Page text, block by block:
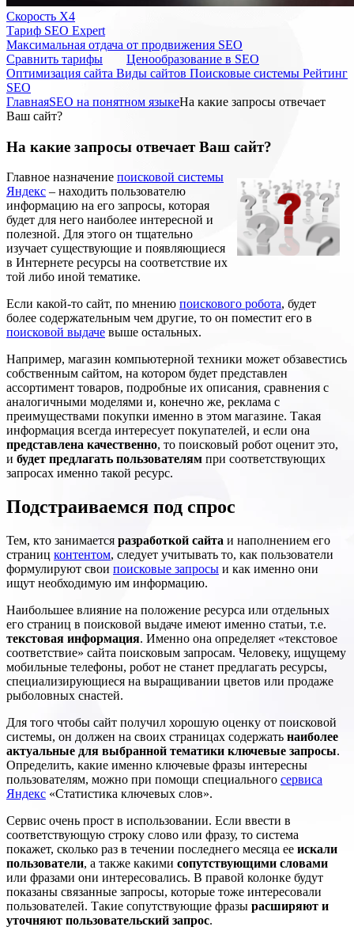
Скорость Х4
Тариф SEO Expert
Максимальная отдача от продвижения SEO
Cравнить тарифы
Ценообразование в SEO
Оптимизация сайта Виды сайтов Поисковые системы Рейтинг
SEO
ГлавнаяSEO на понятном языкеНа какие запросы отвечает
Ваш сайт?
На какие запросы отвечает Ваш сайт?
Главное назначение поисковой системы
Яндекс – находить пользователю
информацию на его запросы, которая
будет для него наиболее интересной и
полезной. Для этого он тщательно
изучает существующие и появляющиеся
в Интернете ресурсы на соответствие их
той либо иной тематике.
Если какой-то сайт, по мнению поискового робота, будет
более содержательным чем другие, то он поместит его в
поисковой выдаче выше остальных.
Например, магазин компьютерной техники может обзавестись
собственным сайтом, на котором будет представлен
ассортимент товаров, подробные их описания, сравнения с
аналогичными моделями и, конечно же, реклама с
преимуществами покупки именно в этом магазине. Такая
информация всегда интересует покупателей, и если она
представлена качественно, то поисковый робот оценит это,
и будет предлагать пользователям при соответствующих
запросах именно такой ресурс.
Подстраиваемся под спрос
Тем, кто занимается разработкой сайта и наполнением его
страниц контентом, следует учитывать то, как пользователи
формулируют свои поисковые запросы и как именно они
ищут необходимую им информацию.
Наибольшее влияние на положение ресурса или отдельных
его страниц в поисковой выдаче имеют именно статьи, т.е.
текстовая информация. Именно она определяет «текстовое
соответствие» сайта поисковым запросам. Человеку, ищущему
мобильные телефоны, робот не станет предлагать ресурсы,
специализирующиеся на выращивании цветов или продаже
рыболовных снастей.
Для того чтобы сайт получил хорошую оценку от поисковой
системы, он должен на своих страницах содержать наиболее
актуальные для выбранной тематики ключевые запросы.
Определить, какие именно ключевые фразы интересны
пользователям, можно при помощи специального сервиса
Яндекс «Статистика ключевых слов».
Сервис очень прост в использовании. Если ввести в
соответствующую строку слово или фразу, то система
покажет, сколько раз в течении последнего месяца ее искали
пользователи, а также какими сопутствующими словами
или фразами они интересовались. В правой колонке будут
показаны связанные запросы, которые тоже интересовали
пользователей. Такие сопутствующие фразы расширяют и
уточняют пользовательский запрос.